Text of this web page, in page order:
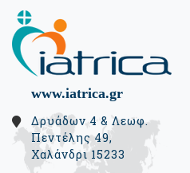
www.iatrica.gr
Δρυάδων 4 & Λεωφ.
Πεντέλης 49,
Χαλάνδρι 15233